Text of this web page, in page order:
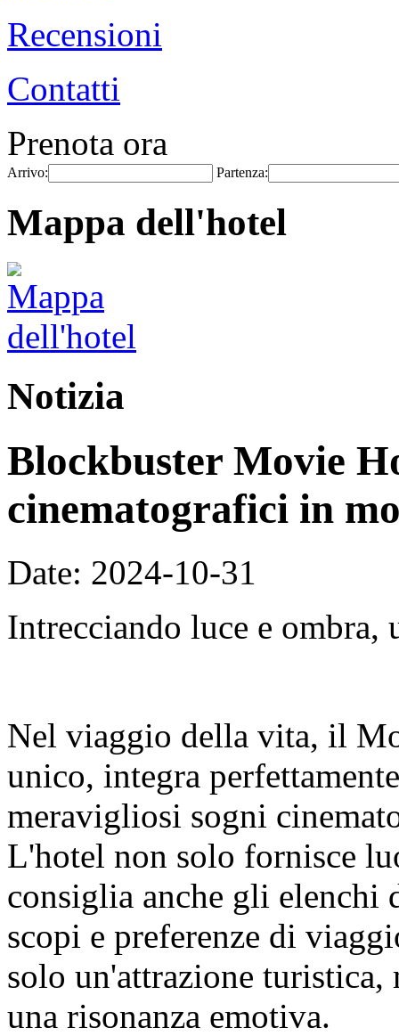
Recensioni
Contatti
Prenota ora
Arrivo: Partenza:
Mappa dell'hotel
Notizia
Blockbuster Movie
cinematografici in
Date: 2024-10-31
Intrecciando luce e ombra,
Nel viaggio della vita, il
unico, integra
meravigliosi sogni
L'hotel non solo fornisce
consiglia anche gli
scopi e preferenze di
solo un'attrazione turistica,
una risonanza emotiva.